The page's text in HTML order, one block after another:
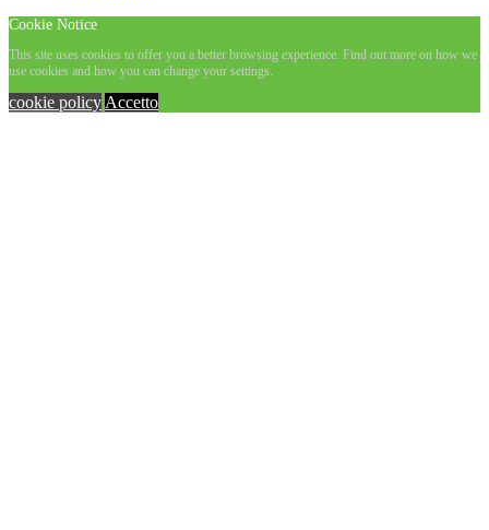
Cookie Notice
This site uses cookies to offer you a better browsing experience. Find out more on how we
use cookies and how you can change your settings.
cookie policy Accetto